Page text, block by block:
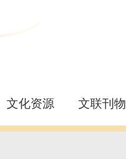
文化资源 文联刊物